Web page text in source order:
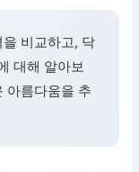
비교하고, 닥
대해 알아보
아름다움을 추